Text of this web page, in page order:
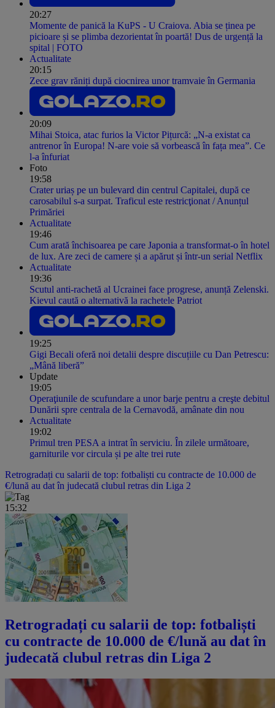
20:27
Momente de panică la KuPS - U Craiova. Abia se ținea pe
picioare și se plimba dezorientat în poartă! Dus de urgență la
spital | FOTO
Actualitate
20:15
Zece grav răniți după ciocnirea unor tramvaie în Germania
20:09
Mihai Stoica, atac furios la Victor Pițurcă: „N-a existat ca
antrenor în Europa! N-are voie să vorbească în fața mea”. Ce
l-a înfuriat
Foto
19:58
Crater uriaș pe un bulevard din centrul Capitalei, după ce
carosabilul s-a surpat. Traficul este restricţionat / Anunțul
Primăriei
Actualitate
19:46
Cum arată închisoarea pe care Japonia a transformat-o în hotel
de lux. Are zeci de camere și a apărut și într-un serial Netflix
Actualitate
19:36
Scutul anti-rachetă al Ucrainei face progrese, anunță Zelenski.
Kievul caută o alternativă la rachetele Patriot
19:25
Gigi Becali oferă noi detalii despre discuțiile cu Dan Petrescu:
„Mână liberă”
Update
19:05
Operaţiunile de scufundare a unor barje pentru a creşte debitul
Dunării spre centrala de la Cernavodă, amânate din nou
Actualitate
19:02
Primul tren PESA a intrat în serviciu. În zilele următoare,
garniturile vor circula și pe alte trei rute
Retrogradați cu salarii de top: fotbaliști cu contracte de 10.000 de
€/lună au dat în judecată clubul retras din Liga 2
15:32
Retrogradați cu salarii de top: fotbaliști
cu contracte de 10.000 de €/lună au dat în
judecată clubul retras din Liga 2